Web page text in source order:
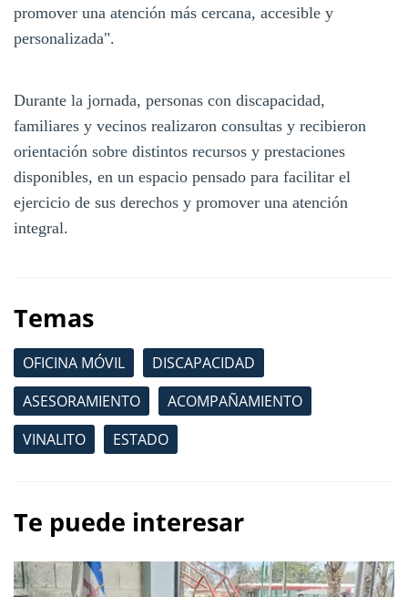
promover una atención más cercana, accesible y
personalizada".
Durante la jornada, personas con discapacidad,
familiares y vecinos realizaron consultas y recibieron
orientación sobre distintos recursos y prestaciones
disponibles, en un espacio pensado para facilitar el
ejercicio de sus derechos y promover una atención
integral.
Temas
OFICINA MÓVIL
DISCAPACIDAD
ASESORAMIENTO
ACOMPAÑAMIENTO
VINALITO
ESTADO
Te puede interesar